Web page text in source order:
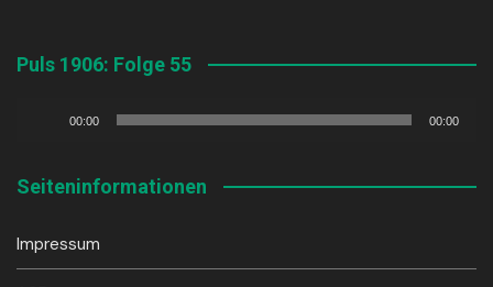
Puls 1906: Folge 55
00:00 00:00
Seiteninformationen
Impressum